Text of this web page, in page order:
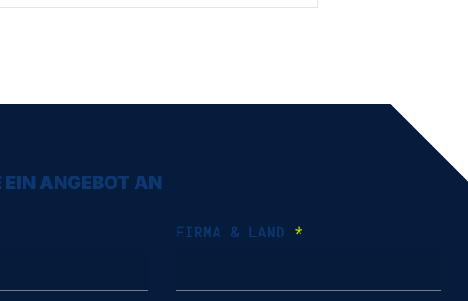
EIN ANGEBOT AN
FIRMA & LAND *